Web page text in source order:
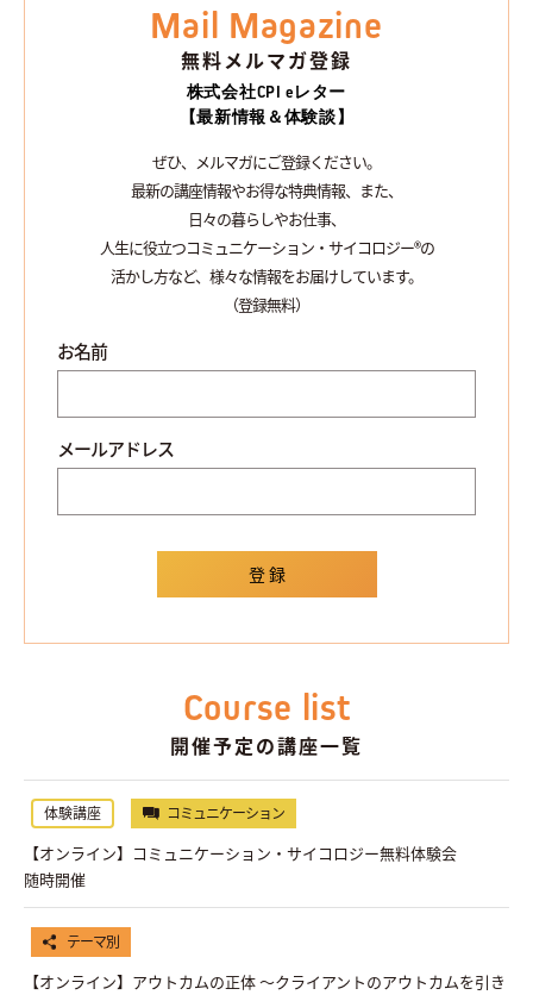
Mail Magazine
無料メルマガ登録
株式会社CPI eレター
【最新情報＆体験談】
ぜひ、メルマガにご登録ください。
最新の講座情報やお得な特典情報、また、
日々の暮らしやお仕事、
人生に役立つコミュニケーション・サイコロジー®の
活かし方など、様々な情報をお届けしています。
（登録無料）
お名前
メールアドレス
Course list
開催予定の講座一覧
体験講座 コミュニケーション
【オンライン】コミュニケーション・サイコロジー無料体験会
随時開催
テーマ別
【オンライン】アウトカムの正体 〜クライアントのアウトカムを引き